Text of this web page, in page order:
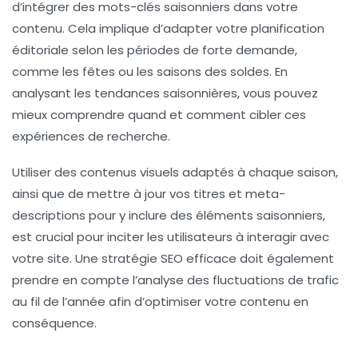
d’intégrer des mots-clés saisonniers dans votre
contenu. Cela implique d’adapter votre planification
éditoriale selon les périodes de forte demande,
comme les fêtes ou les saisons des soldes. En
analysant les tendances saisonnières, vous pouvez
mieux comprendre quand et comment cibler ces
expériences de recherche.
Utiliser des contenus visuels adaptés à chaque saison,
ainsi que de mettre à jour vos titres et meta-
descriptions pour y inclure des éléments saisonniers,
est crucial pour inciter les utilisateurs à interagir avec
votre site. Une stratégie SEO efficace doit également
prendre en compte l’analyse des fluctuations de trafic
au fil de l’année afin d’optimiser votre contenu en
conséquence.